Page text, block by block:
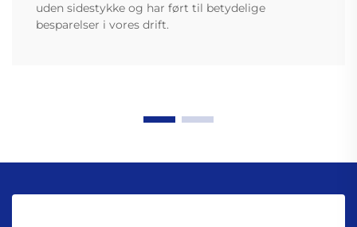
uden sidestykke og har ført til betydelige
besparelser i vores drift.